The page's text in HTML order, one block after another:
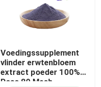
Voedingssupplement
vlinder erwtenbloem
extract poeder 100%
Pass 80 Mesh